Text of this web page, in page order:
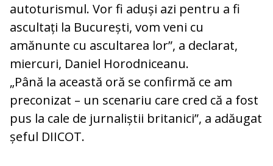
autoturismul. Vor fi aduși azi pentru a fi
ascultați la București, vom veni cu
amănunte cu ascultarea lor”, a declarat,
miercuri, Daniel Horodniceanu.
„Până la această oră se confirmă ce am
preconizat – un scenariu care cred că a fost
pus la cale de jurnaliștii britanici”, a adăugat
șeful DIICOT.